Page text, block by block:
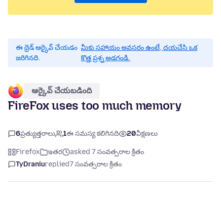
ఈ థ్రెడ్ ఆర్కైవ్ చేయడం
జరిగినది.
మీకు సహాయం అవసరం ఉంటే, దయచేసి ఒక
కొత్త ప్రశ్న అడగండి.
ఆర్కైవ్ చేయబడింది
FireFox uses too much memory
6ప్రత్యుత్తరాలు 1ఈ సమస్య కలిగినది 20వీక్షణలు
Firefox ఇతర
asked 7 సంవత్సరాల క్రితం
TyDraniureplied7 సంవత్సరాల క్రితం